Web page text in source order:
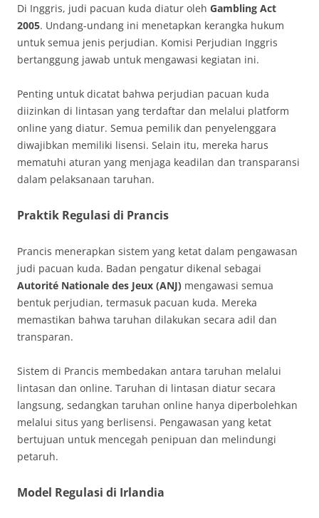
Di Inggris, judi pacuan kuda diatur oleh Gambling Act
2005. Undang-undang ini menetapkan kerangka hukum
untuk semua jenis perjudian. Komisi Perjudian Inggris
bertanggung jawab untuk mengawasi kegiatan ini.
Penting untuk dicatat bahwa perjudian pacuan kuda
diizinkan di lintasan yang terdaftar dan melalui platform
online yang diatur. Semua pemilik dan penyelenggara
diwajibkan memiliki lisensi. Selain itu, mereka harus
mematuhi aturan yang menjaga keadilan dan transparansi
dalam pelaksanaan taruhan.
Praktik Regulasi di Prancis
Prancis menerapkan sistem yang ketat dalam pengawasan
judi pacuan kuda. Badan pengatur dikenal sebagai
Autorité Nationale des Jeux (ANJ) mengawasi semua
bentuk perjudian, termasuk pacuan kuda. Mereka
memastikan bahwa taruhan dilakukan secara adil dan
transparan.
Sistem di Prancis membedakan antara taruhan melalui
lintasan dan online. Taruhan di lintasan diatur secara
langsung, sedangkan taruhan online hanya diperbolehkan
melalui situs yang berlisensi. Pengawasan yang ketat
bertujuan untuk mencegah penipuan dan melindungi
petaruh.
Model Regulasi di Irlandia